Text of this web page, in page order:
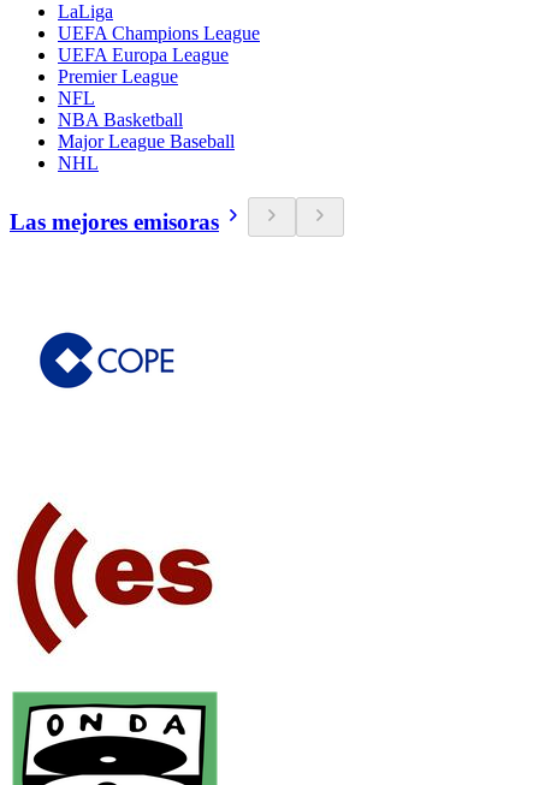
LaLiga
UEFA Champions League
UEFA Europa League
Premier League
NFL
NBA Basketball
Major League Baseball
NHL
Las mejores emisoras